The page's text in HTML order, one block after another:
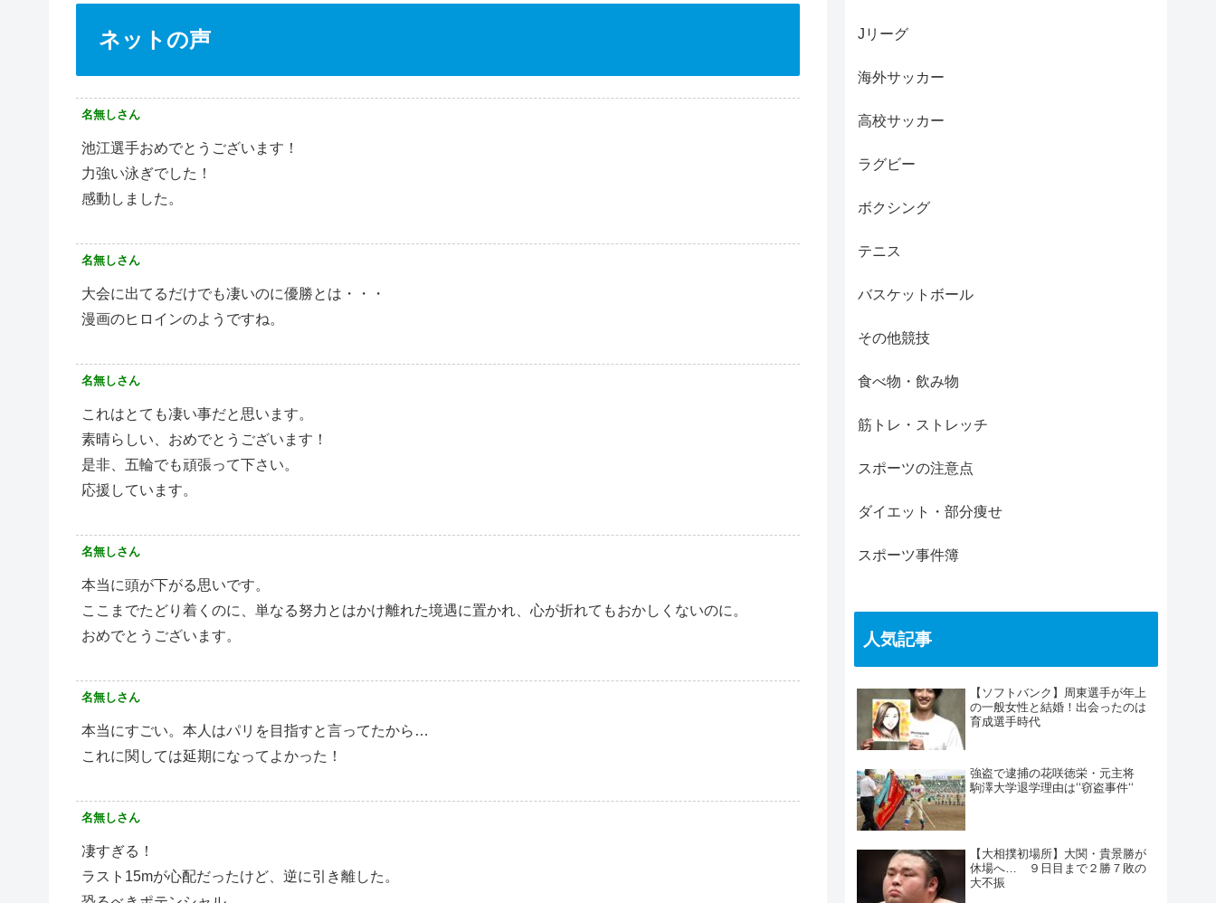
ネットの声
名無しさん
池江選手おめでとうございます！
力強い泳ぎでした！
感動しました。
名無しさん
大会に出てるだけでも凄いのに優勝とは・・・
漫画のヒロインのようですね。
名無しさん
これはとても凄い事だと思います。
素晴らしい、おめでとうございます！
是非、五輪でも頑張って下さい。
応援しています。
名無しさん
本当に頭が下がる思いです。
ここまでたどり着くのに、単なる努力とはかけ離れた境遇に置かれ、心が折れてもおかしくないのに。
おめでとうございます。
名無しさん
本当にすごい。本人はパリを目指すと言ってたから…
これに関しては延期になってよかった！
名無しさん
凄すぎる！
ラスト15mが心配だったけど、逆に引き離した。
Jリーグ
海外サッカー
高校サッカー
ラグビー
ボクシング
テニス
バスケットボール
その他競技
食べ物・飲み物
筋トレ・ストレッチ
スポーツの注意点
ダイエット・部分痩せ
スポーツ事件簿
人気記事
【ソフトバンク】周東選手が年上
の一般女性と結婚！出会ったのは
育成選手時代
強盗で逮捕の花咲徳栄・元主将
駒澤大学退学理由は‘‘窃盗事件‘‘
【大相撲初場所】大関・貴景勝が
休場へ… ９日目まで２勝７敗の
大不振